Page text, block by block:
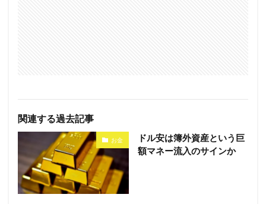
関連する過去記事
お金
ドル安は簿外資産という巨
額マネー流入のサインか